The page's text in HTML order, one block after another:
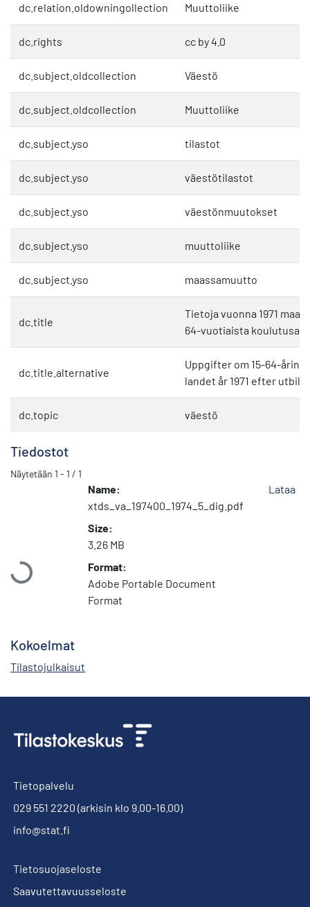
dc.relation.oldowningollection Muuttoliike
dc.rights cc by 4.0
dc.subject.oldcollection Väestö
dc.subject.oldcollection Muuttoliike
dc.subject.yso tilastot
dc.subject.yso väestötilastot
dc.subject.yso väestönmuutokset
dc.subject.yso muuttoliike
dc.subject.yso maassamuutto
dc.title
Tietoja vuonna 1971
64-vuotiaista
dc.title.alternative
Uppgifter om 15-64-
landet år 1971 efter
dc.topic väestö
Tiedostot
Näytetään 1 - 1 / 1
Ladataan...
Name:
xtds_va_197400_1974_5_dig.pdf
Size:
3.26 MB
Format:
Adobe Portable Document
Format
Lataa
Kokoelmat
Tilastojulkaisut
Tietopalvelu
029 551 2220 (arkisin klo 9.00-16.00)
info@stat.fi
Tietosuojaseloste
Saavutettavuusseloste